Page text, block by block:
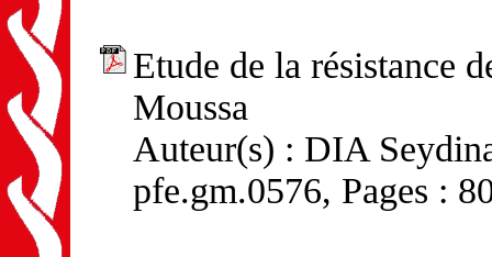
Etude de la résistance
Moussa
Auteur(s) : DIA
pfe.gm.0576, Pages :